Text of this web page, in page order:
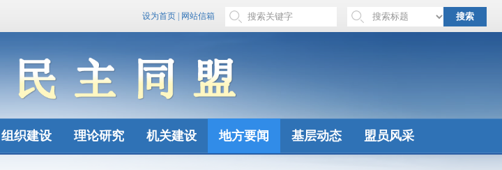
设为首页 网站信箱 搜索
组织建设 理论研究 机关建设 地方要闻 基层动态 盟员风采